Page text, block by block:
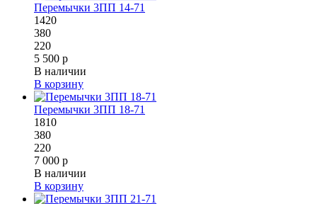
Перемычки 3ПП 14-71
1420
380
220
5 500 р
В наличии
В корзину
Перемычки 3ПП 18-71
1810
380
220
7 000 р
В наличии
В корзину